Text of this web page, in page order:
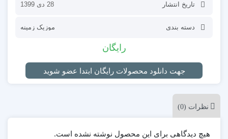
تاریخ انتشار 28 دی 1399
دسته بندی موزیک زمینه
رایگان
جهت دانلود محصولات رایگان ابتدا عضو شوید
نظرات (0)
هیچ دیدگاهی برای این محصول نوشته نشده است.